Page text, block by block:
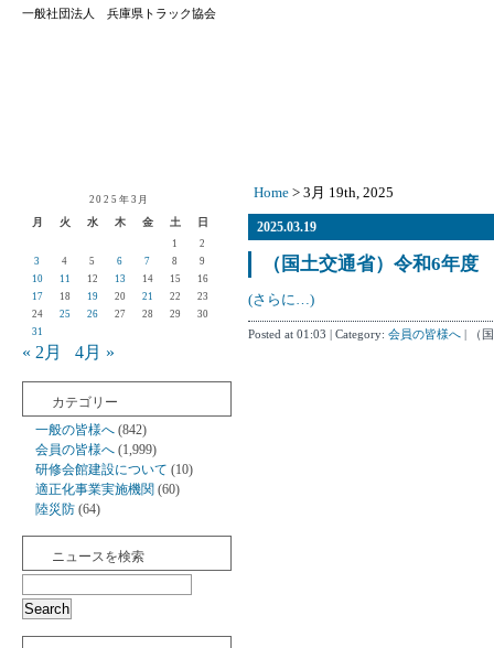
一般社団法人 兵庫県トラック協会
2025年3月
月 火 水 木 金 土 日
1
2
3
4 5 6 7 8
9
10
11 12 13 14 15
16
17
18 19 20 21 22
23
24
25 26 27 28 29
30
31
« 2月 4月 »
カテゴリー
一般の皆様へ (842)
会員の皆様へ (1,999)
研修会館建設について (10)
適正化事業実施機関 (60)
陸災防 (64)
ニュースを検索
Home > 3月 19th, 2025
2025.03.19
（国土交通省）令和6年
(さらに…)
Posted at 01:03 | Category: 会員の皆様へ | （